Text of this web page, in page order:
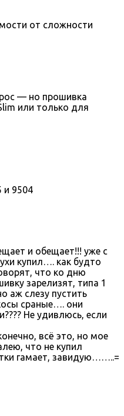
от сложности
— но прошивка
или только для
и 9504
и обещает!!! уже с
купил…. как будто
что ко дню
зарелизят, типа 1
аж слезу пустить
сраные…. они
Не удивлюсь, если
всё это, но мое
что не купил
гамает, завидую……..=